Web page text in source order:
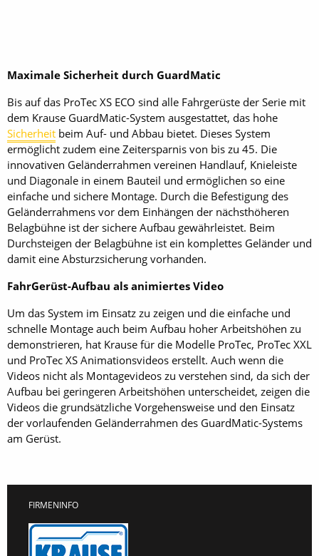
Maximale Sicherheit durch GuardMatic
Bis auf das ProTec XS ECO sind alle Fahrgerüste der Serie mit
dem Krause GuardMatic-System ausgestattet, das hohe
Sicherheit beim Auf- und Abbau bietet. Dieses System
ermöglicht zudem eine Zeitersparnis von bis zu 45. Die
innovativen Geländerrahmen vereinen Handlauf, Knieleiste
und Diagonale in einem Bauteil und ermöglichen so eine
einfache und sichere Montage. Durch die Befestigung des
Geländerrahmens vor dem Einhängen der nächsthöheren
Belagbühne ist der sichere Aufbau gewährleistet. Beim
Durchsteigen der Belagbühne ist ein komplettes Geländer und
damit eine Absturzsicherung vorhanden.
FahrGerüst-Aufbau als animiertes Video
Um das System im Einsatz zu zeigen und die einfache und
schnelle Montage auch beim Aufbau hoher Arbeitshöhen zu
demonstrieren, hat Krause für die Modelle ProTec, ProTec XXL
und ProTec XS Animationsvideos erstellt. Auch wenn die
Videos nicht als Montagevideos zu verstehen sind, da sich der
Aufbau bei geringeren Arbeitshöhen unterscheidet, zeigen die
Videos die grundsätzliche Vorgehensweise und den Einsatz
der vorlaufenden Geländerrahmen des GuardMatic-Systems
am Gerüst.
FIRMENINFO